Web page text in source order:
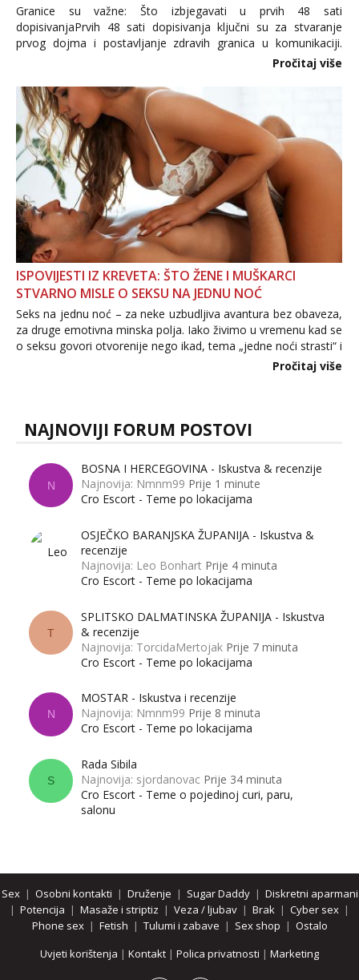
Granice su važne: Što izbjegavati u prvih 48 sati
dopisivanjaPrvih 48 sati dopisivanja ključni su za stvaranje
prvog dojma i postavljanje zdravih granica u komunikaciji.
Važno je izbjeći prebrzo otkrivanje osobnih ili intimnih
informacija, jer nepoznata osoba još nije zaslužila to
povjerenje. Takođe...
Pročitaj više
ISPOVIJESTI IZ KREVETA: ŠTO ŽENE I MUŠKARCI
STVARNO MISLE O SEKSU NA JEDNU NOĆ
Seks na jednu noć – za neke uzbudljiva avantura bez obaveza,
za druge emotivna minska polja. Iako živimo u vremenu kad se
o seksu govori otvorenije nego ikad, tema „jedne noći strasti“ i
dalje izaziva burne rasprave. Što zapravo misle žene, a što
Pročitaj više
NAJNOVIJI FORUM POSTOVI
N
BOSNA I HERCEGOVINA - Iskustva & recenzije
Najnovija: Nmnm99 Prije 1 minute
Cro Escort - Teme po lokacijama
OSJEČKO BARANJSKA ŽUPANIJA - Iskustva &
recenzije
Najnovija: Leo Bonhart Prije 4 minuta
Cro Escort - Teme po lokacijama
T
SPLITSKO DALMATINSKA ŽUPANIJA - Iskustva
& recenzije
Najnovija: TorcidaMertojak Prije 7 minuta
Cro Escort - Teme po lokacijama
N
MOSTAR - Iskustva i recenzije
Najnovija: Nmnm99 Prije 8 minuta
Cro Escort - Teme po lokacijama
S
Rada Sibila
Najnovija: sjordanovac Prije 34 minuta
Cro Escort - Teme o pojedinoj curi, paru,
salonu
Sex| Osobni kontakti | Druženje | Sugar Daddy| Diskretni aparmani
| Potencija | Masaže i striptiz | Veza / ljubav | Brak | Cyber sex |
Phone sex| Fetish | Tulumi i zabave | Sex shop | Ostalo
Uvjeti korištenja | Kontakt | Polica privatnosti | Marketing